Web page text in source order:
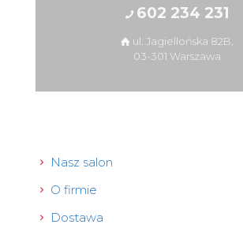
602 234 231
ul. Jagiellońska 82B,
03-301 Warszawa
Nasz salon
O firmie
Dostawa